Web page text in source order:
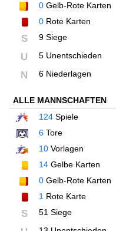
0 Gelb-Rote Karten
0 Rote Karten
S 9 Siege
U 5 Unentschieden
N 6 Niederlagen
ALLE MANNSCHAFTEN
124 Spiele
6 Tore
10 Vorlagen
14 Gelbe Karten
0 Gelb-Rote Karten
1 Rote Karte
S 51 Siege